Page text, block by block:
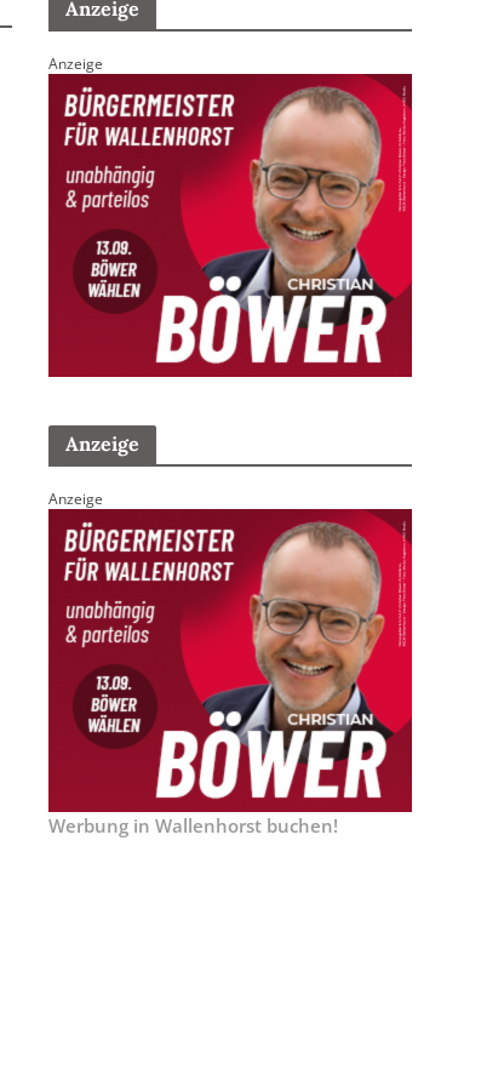
Anzeige
Anzeige
Anzeige
Anzeige
Werbung in Wallenhorst buchen!